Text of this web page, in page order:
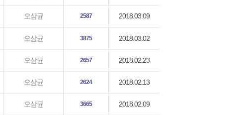
오삼균 2587 2018.03.09
오삼균 3875 2018.03.02
오삼균 2657 2018.02.23
오삼균 2624 2018.02.13
오삼균 3665 2018.02.09